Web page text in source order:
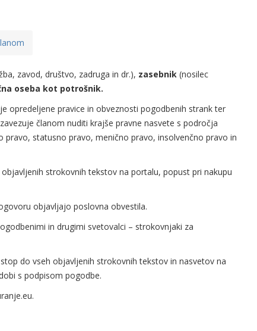
zavod, društvo, zadruga in dr.), zasebnik (nosilec
oseba kot potrošnik.
opredeljene pravice in obveznosti pogodbenih strank ter
članom nuditi krajše pravne nasvete s področja
pravo, statusno pravo, menično pravo, insolvenčno pravo in
strokovnih tekstov na portalu, popust pri nakupu
objavljajo poslovna obvestila.
in drugimi svetovalci – strokovnjaki za
do vseh objavljenih strokovnih tekstov in nasvetov na
s podpisom pogodbe.